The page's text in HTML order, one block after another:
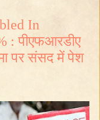
In
: पीएफआरडीए
पर संसद में पेश